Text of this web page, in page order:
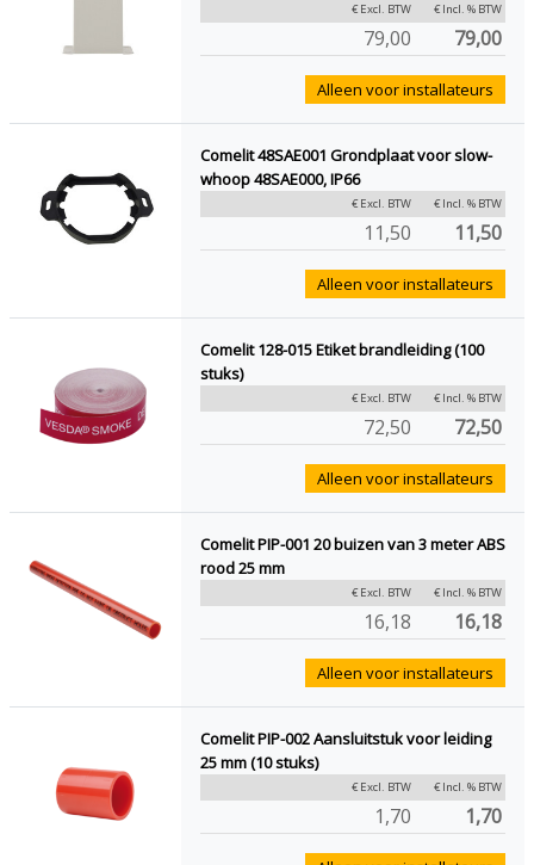
€ Excl. BTW € Incl. % BTW
79,00 79,00
Alleen voor installateurs
Comelit 48SAE001 Grondplaat voor slow-
whoop 48SAE000, IP66
€ Excl. BTW € Incl. % BTW
11,50 11,50
Alleen voor installateurs
Comelit 128-015 Etiket brandleiding (100
stuks)
€ Excl. BTW € Incl. % BTW
72,50 72,50
Alleen voor installateurs
Comelit PIP-001 20 buizen van 3 meter ABS
rood 25 mm
€ Excl. BTW € Incl. % BTW
16,18 16,18
Alleen voor installateurs
Comelit PIP-002 Aansluitstuk voor leiding
25 mm (10 stuks)
€ Excl. BTW € Incl. % BTW
1,70 1,70